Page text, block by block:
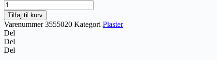
Tilføj til kurv
Varenummer3555020 Kategori Plaster
Del
Del
Del